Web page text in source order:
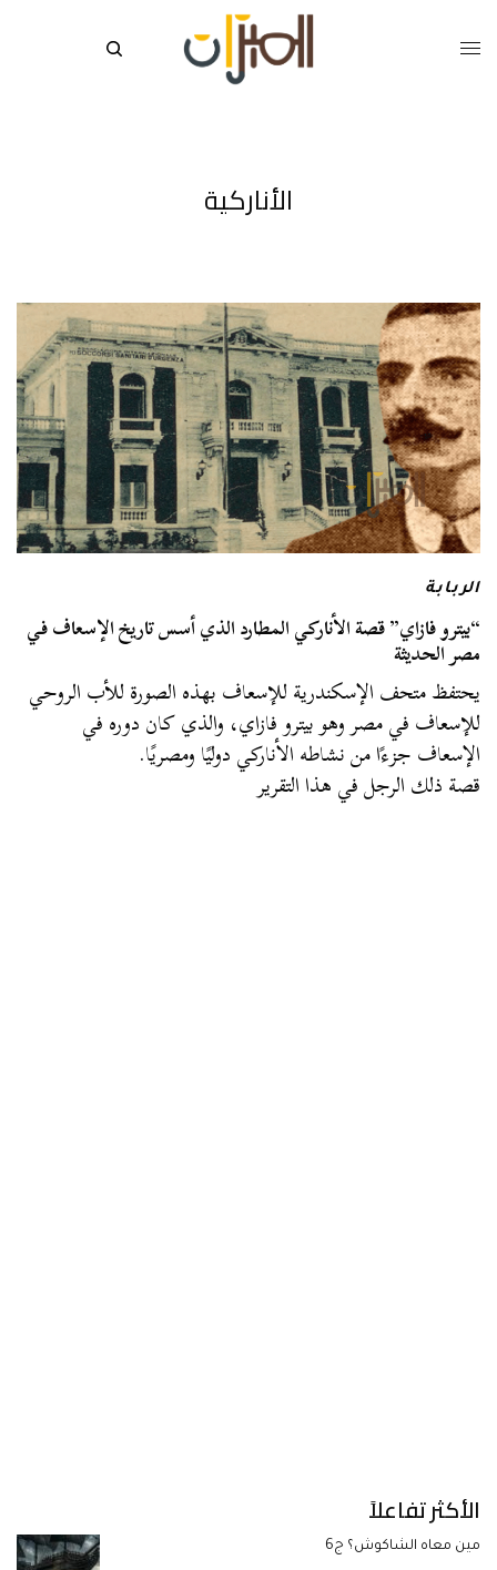
الأناركية
الربابة
“بيترو فازاي” قصة الأناركي المطارد الذي أسس تاريخ الإسعاف في
مصر الحديثة
يحتفظ متحف الإسكندرية للإسعاف بهذه الصورة للأب الروحي
للإسعاف في مصر وهو بيترو فازاي، والذي كان دوره في
الإسعاف جزءًا من نشاطه الأناركي دوليًا ومصريًا.
قصة ذلك الرجل في هذا التقرير
الأكثر تفاعلاً
مين معاه الشاكوش؟ ج6